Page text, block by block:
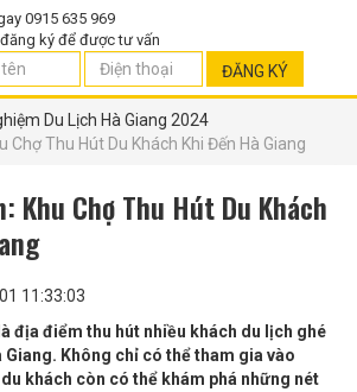
0915 635 969
ký để được tư vấn
ĐĂNG KÝ
Du Lịch Hà Giang 2024
Chợ Thu Hút Du Khách Khi Đến Hà Giang
Khu Chợ Thu Hút Du Khách
11:33:03
địa điểm thu hút nhiều khách du lịch ghé
Không chỉ có thể tham gia vào
khách còn có thể khám phá những nét